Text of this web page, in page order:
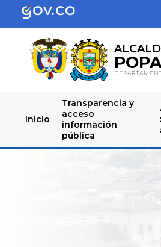
Inicio
Transparencia y
acceso
información
pública